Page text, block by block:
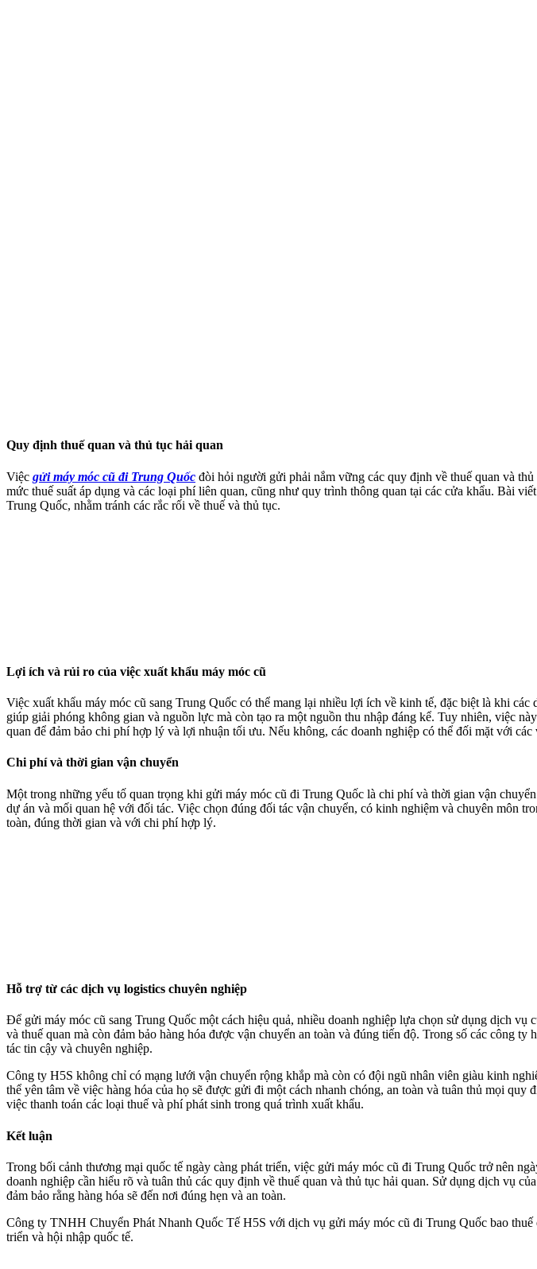
Quy định thuế quan và thủ tục hải quan
Việc gửi máy móc cũ đi Trung Quốc đòi hỏi người gửi phải nắm vững các quy định về thuế quan và
mức thuế suất áp dụng và các loại phí liên quan, cũng như quy trình thông quan tại các cửa khẩu. Bài
Trung Quốc, nhằm tránh các rắc rối về thuế và thủ tục.
Lợi ích và rủi ro của việc xuất khẩu máy móc cũ
Việc xuất khẩu máy móc cũ sang Trung Quốc có thể mang lại nhiều lợi ích về kinh tế, đặc biệt là khi
giúp giải phóng không gian và nguồn lực mà còn tạo ra một nguồn thu nhập đáng kể. Tuy nhiên, việc
quan để đảm bảo chi phí hợp lý và lợi nhuận tối ưu. Nếu không, các doanh nghiệp có thể đối mặt với
Chi phí và thời gian vận chuyển
Một trong những yếu tố quan trọng khi gửi máy móc cũ đi Trung Quốc là chi phí và thời gian vận
dự án và mối quan hệ với đối tác. Việc chọn đúng đối tác vận chuyển, có kinh nghiệm và chuyên môn
toàn, đúng thời gian và với chi phí hợp lý.
Hỗ trợ từ các dịch vụ logistics chuyên nghiệp
Để gửi máy móc cũ sang Trung Quốc một cách hiệu quả, nhiều doanh nghiệp lựa chọn sử dụng dịch
và thuế quan mà còn đảm bảo hàng hóa được vận chuyển an toàn và đúng tiến độ. Trong số các
tác tin cậy và chuyên nghiệp.
Công ty H5S không chỉ có mạng lưới vận chuyển rộng khắp mà còn có đội ngũ nhân viên giàu kinh
thể yên tâm về việc hàng hóa của họ sẽ được gửi đi một cách nhanh chóng, an toàn và tuân thủ mọi
việc thanh toán các loại thuế và phí phát sinh trong quá trình xuất khẩu.
Kết luận
Trong bối cảnh thương mại quốc tế ngày càng phát triển, việc gửi máy móc cũ đi Trung Quốc trở nên
doanh nghiệp cần hiểu rõ và tuân thủ các quy định về thuế quan và thủ tục hải quan. Sử dụng dịch vụ
đảm bảo rằng hàng hóa sẽ đến nơi đúng hẹn và an toàn.
Công ty TNHH Chuyển Phát Nhanh Quốc Tế H5S với dịch vụ gửi máy móc cũ đi Trung Quốc bao
triển và hội nhập quốc tế.